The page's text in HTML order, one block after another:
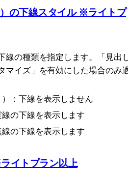
の下線スタイル ※ライトプ
線の種類を指定します。「見出
マイズ」を有効にした場合のみ
）：下線を表示しません
線の下線を表示します
線の下線を表示します
イトプラン以上